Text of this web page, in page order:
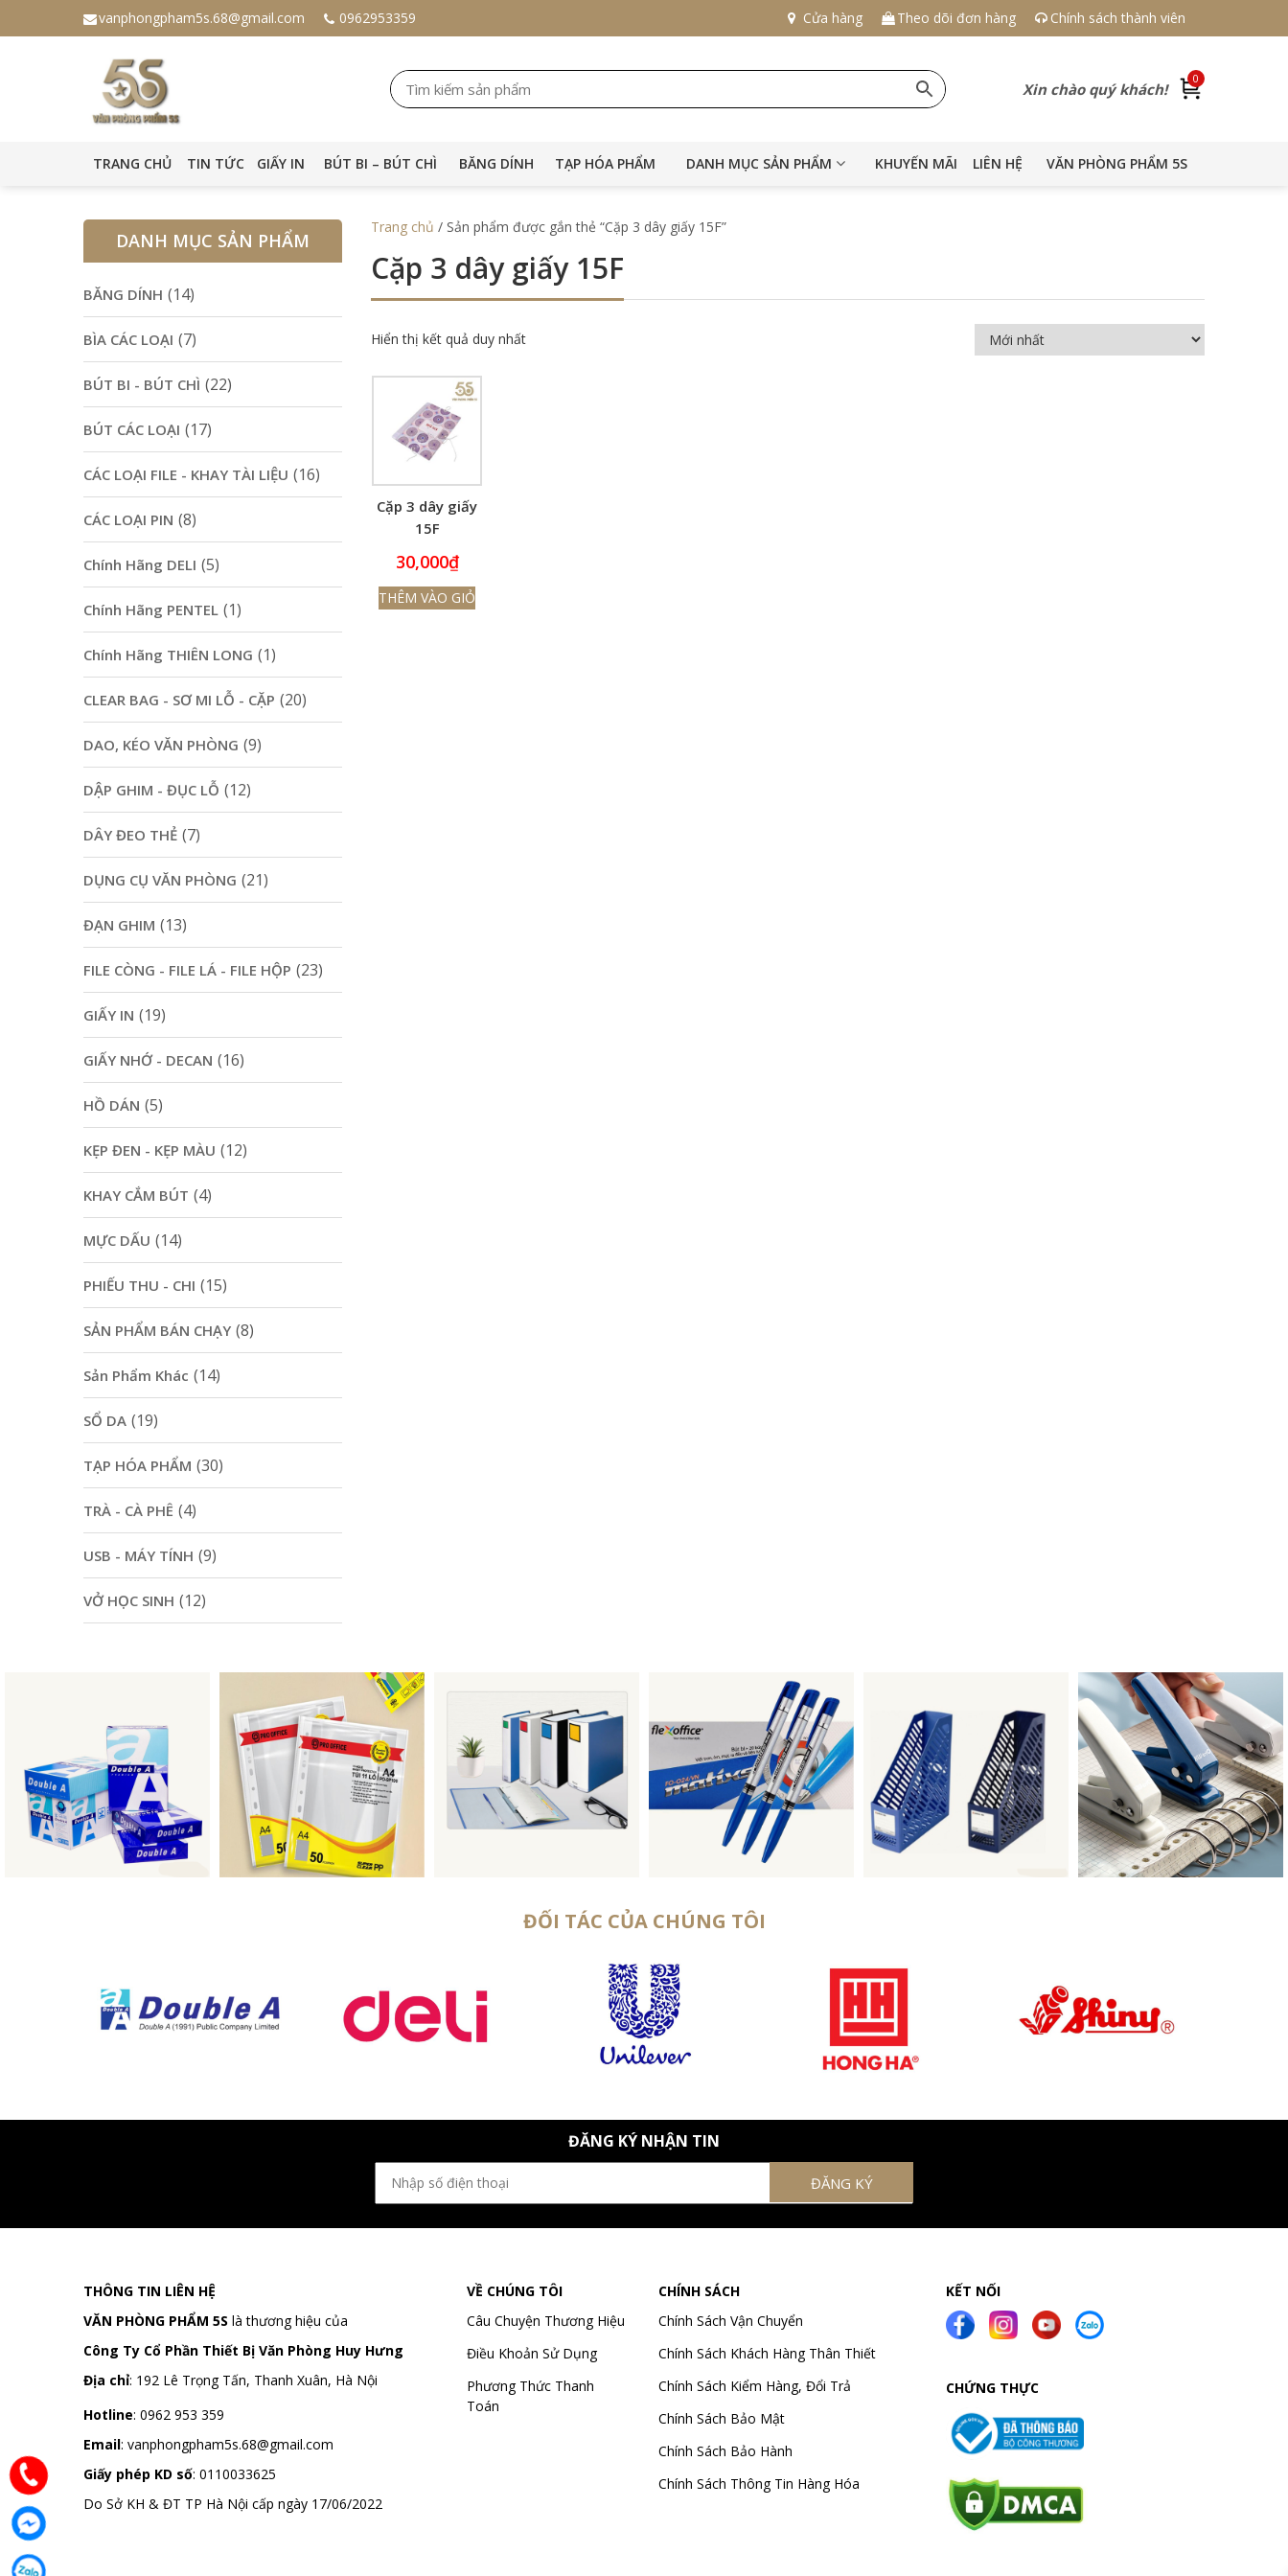
vanphongpham5s.68@gmail.com 0962953359 Cửa hàng Theo dõi đơn hàng Chính sách thành viên
Xin chào quý khách!
0
TRANG CHỦ TIN TỨC GIẤY IN BÚT BI – BÚT CHÌ BĂNG DÍNH TẠP HÓA PHẨM DANH MỤC SẢN PHẨM KHUYẾN MÃI LIÊN HỆ VĂN PHÒNG PHẨM 5S
Trang chủ / Sản phẩm được gắn thẻ “Cặp 3 dây giấy 15F”
Cặp 3 dây giấy 15F
Hiển thị kết quả duy nhất
Cặp 3 dây giấy
15F
30,000₫
THÊM VÀO GIỎ
DANH MỤC SẢN PHẨM
BĂNG DÍNH (14)
BÌA CÁC LOẠI (7)
BÚT BI - BÚT CHÌ (22)
BÚT CÁC LOẠI (17)
CÁC LOẠI FILE - KHAY TÀI LIỆU (16)
CÁC LOẠI PIN (8)
Chính Hãng DELI (5)
Chính Hãng PENTEL (1)
Chính Hãng THIÊN LONG (1)
CLEAR BAG - SƠ MI LỖ - CẶP (20)
DAO, KÉO VĂN PHÒNG (9)
DẬP GHIM - ĐỤC LỖ (12)
DÂY ĐEO THẺ (7)
DỤNG CỤ VĂN PHÒNG (21)
ĐẠN GHIM (13)
FILE CÒNG - FILE LÁ - FILE HỘP (23)
GIẤY IN (19)
GIẤY NHỚ - DECAN (16)
HỒ DÁN (5)
KẸP ĐEN - KẸP MÀU (12)
KHAY CẮM BÚT (4)
MỰC DẤU (14)
PHIẾU THU - CHI (15)
SẢN PHẨM BÁN CHẠY (8)
Sản Phẩm Khác (14)
SỔ DA (19)
TẠP HÓA PHẨM (30)
TRÀ - CÀ PHÊ (4)
USB - MÁY TÍNH (9)
VỞ HỌC SINH (12)
ĐỐI TÁC CỦA CHÚNG TÔI
ĐĂNG KÝ NHẬN TIN
THÔNG TIN LIÊN HỆ
VĂN PHÒNG PHẨM 5S là thương hiệu của
Công Ty Cổ Phần Thiết Bị Văn Phòng Huy Hưng
Địa chỉ: 192 Lê Trọng Tấn, Thanh Xuân, Hà Nội
Hotline: 0962 953 359
Email: vanphongpham5s.68@gmail.com
Giấy phép KD số: 0110033625
Do Sở KH & ĐT TP Hà Nội cấp ngày 17/06/2022
VỀ CHÚNG TÔI
Câu Chuyện Thương Hiệu
Điều Khoản Sử Dụng
Phương Thức Thanh
Toán
CHÍNH SÁCH
Chính Sách Vận Chuyển
Chính Sách Khách Hàng Thân Thiết
Chính Sách Kiểm Hàng, Đổi Trả
Chính Sách Bảo Mật
Chính Sách Bảo Hành
Chính Sách Thông Tin Hàng Hóa
KẾT NỐI
CHỨNG THỰC